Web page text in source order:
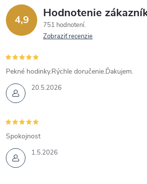
4,9 Hodnotenie
751 hodnotení
Zobraziť recenzie
20.5.2026
Pekné hodinky.Rýchle doručenie.Ďakujem.
1.5.2026
Spokojnost